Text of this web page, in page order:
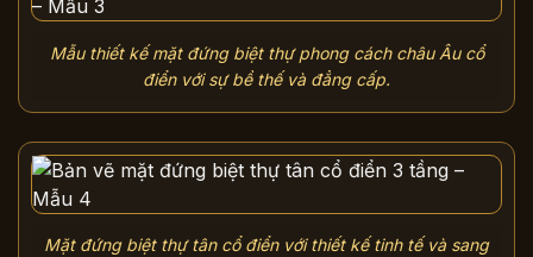
Mẫu thiết kế mặt đứng biệt thự phong cách châu Âu cổ
điển với sự bề thế và đẳng cấp.
Mặt đứng biệt thự tân cổ điển với thiết kế tinh tế và sang